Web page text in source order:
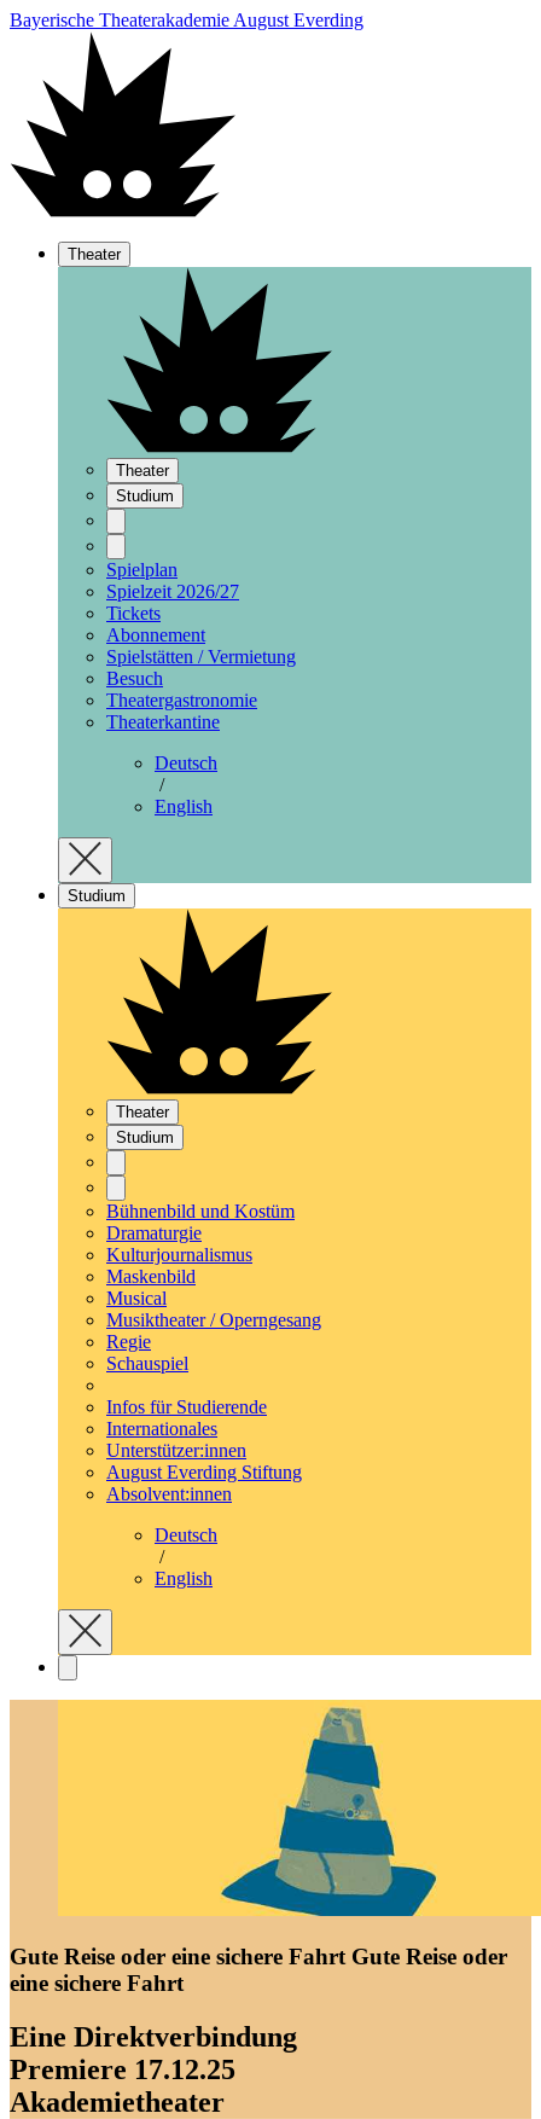
Bayerische Theaterakademie August Everding
Theater
Theater
Studium
Spielplan
Spielzeit 2026/27
Tickets
Abonnement
Spielstätten / Vermietung
Besuch
Theatergastronomie
Theaterkantine
Deutsch
/
English
Studium
Theater
Studium
Bühnenbild und Kostüm
Dramaturgie
Kulturjournalismus
Maskenbild
Musical
Musiktheater / Operngesang
Regie
Schauspiel
Infos für Studierende
Internationales
Unterstützer:innen
August Everding Stiftung
Absolvent:innen
Deutsch
/
English
Gute Reise oder eine sichere Fahrt Gute Reise oder
eine sichere Fahrt
Eine Direktverbindung
Premiere 17.12.25
Akademietheater